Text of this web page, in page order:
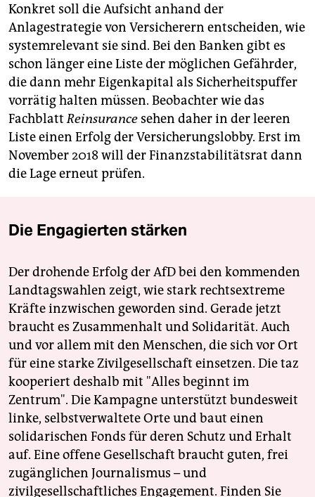
Konkret soll die Aufsicht anhand der
Anlagestrategie von Versicherern entscheiden, wie
systemrelevant sie sind. Bei den Banken gibt es
schon länger eine Liste der möglichen Gefährder,
die dann mehr Eigenkapital als Sicherheitspuffer
vorrätig halten müssen. Beobachter wie das
FachblattReinsurance sehen daher in der leeren
Liste einen Erfolg der Versicherungslobby. Erst im
November 2018 will der Finanzstabilitätsrat dann
die Lage erneut prüfen.
Die Engagierten stärken
Der drohende Erfolg der AfD bei den kommenden
Landtagswahlen zeigt, wie stark rechtsextreme
Kräfte inzwischen geworden sind. Gerade jetzt
braucht es Zusammenhalt und Solidarität. Auch
und vor allem mit den Menschen, die sich vor Ort
für eine starke Zivilgesellschaft einsetzen. Die taz
kooperiert deshalb mit "Alles beginnt im
Zentrum". Die Kampagne unterstützt bundesweit
linke, selbstverwaltete Orte und baut einen
solidarischen Fonds für deren Schutz und Erhalt
auf. Eine offene Gesellschaft braucht guten, frei
zugänglichen Journalismus – und
zivilgesellschaftliches Engagement. Finden Sie